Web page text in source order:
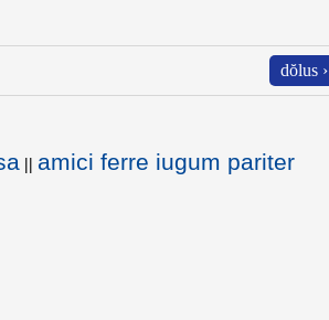
dŏlus ›
|| amici ferre iugum pariter